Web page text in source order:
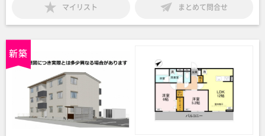
マイリスト まとめて問合せ